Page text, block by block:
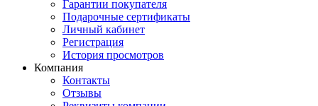
Гарантии покупателя
Подарочные сертификаты
Личный кабинет
Регистрация
История просмотров
Компания
Контакты
Отзывы